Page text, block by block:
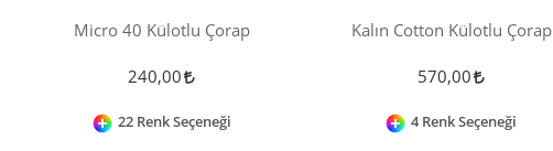
Micro 40 Külotlu Çorap
240,00
22 Renk Seçeneği
Kalın Cotton Külotlu Çorap
570,00
4 Renk Seçeneği